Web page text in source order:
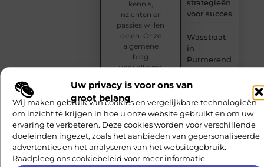
Uw privacy is voor ons van
groot belang
Wij maken gebruik van cookies en vergelijkbare technologieën
om inzicht te krijgen in hoe u onze website gebruikt en om uw
ervaring te verbeteren. Deze cookies worden voor verschillende
doeleinden ingezet, zoals het aanbieden van gepersonaliseerde
advertenties en het analyseren van het websitegebruik.
Raadpleeg ons cookiebeleid voor meer informatie.
strategieën
voor succes
Wasstraat
in
Purmerend
Brengt
Glans in
Hoe zorg je
voor
consistente
content
output?
kennis,
inzichten en
passies willen
delen. Onze
algemene
blog
verwelkomt
onderwerpen.
Sluit je aan en
jouw content
vandaag nog.
Registreer
direct